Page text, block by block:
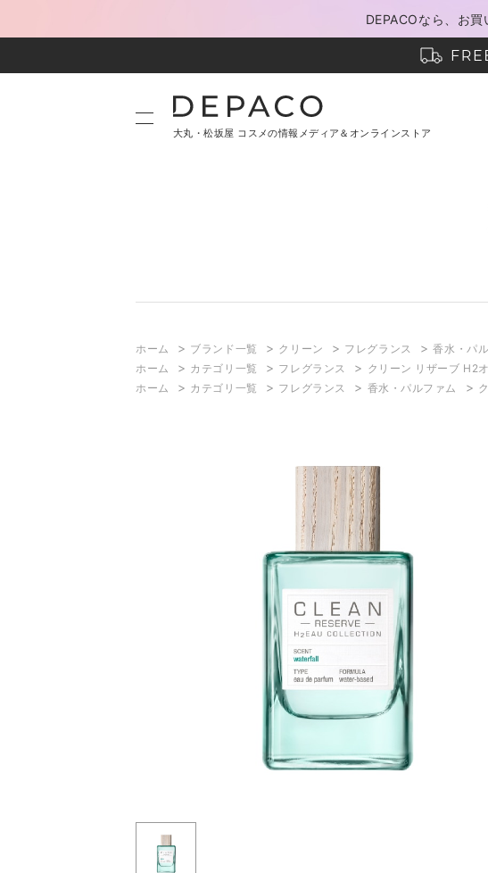
DEPACOなら、お
大丸・松坂屋 コスメの情報メディア＆オンラインストア
ホーム > ブランド一覧 > クリーン > フレグランス >香水・パ
ホーム
> カテゴリ一覧 > フレグランス > クリーン リザーブ H2
ホーム
> カテゴリ一覧 > フレグランス > 香水・パルファム >